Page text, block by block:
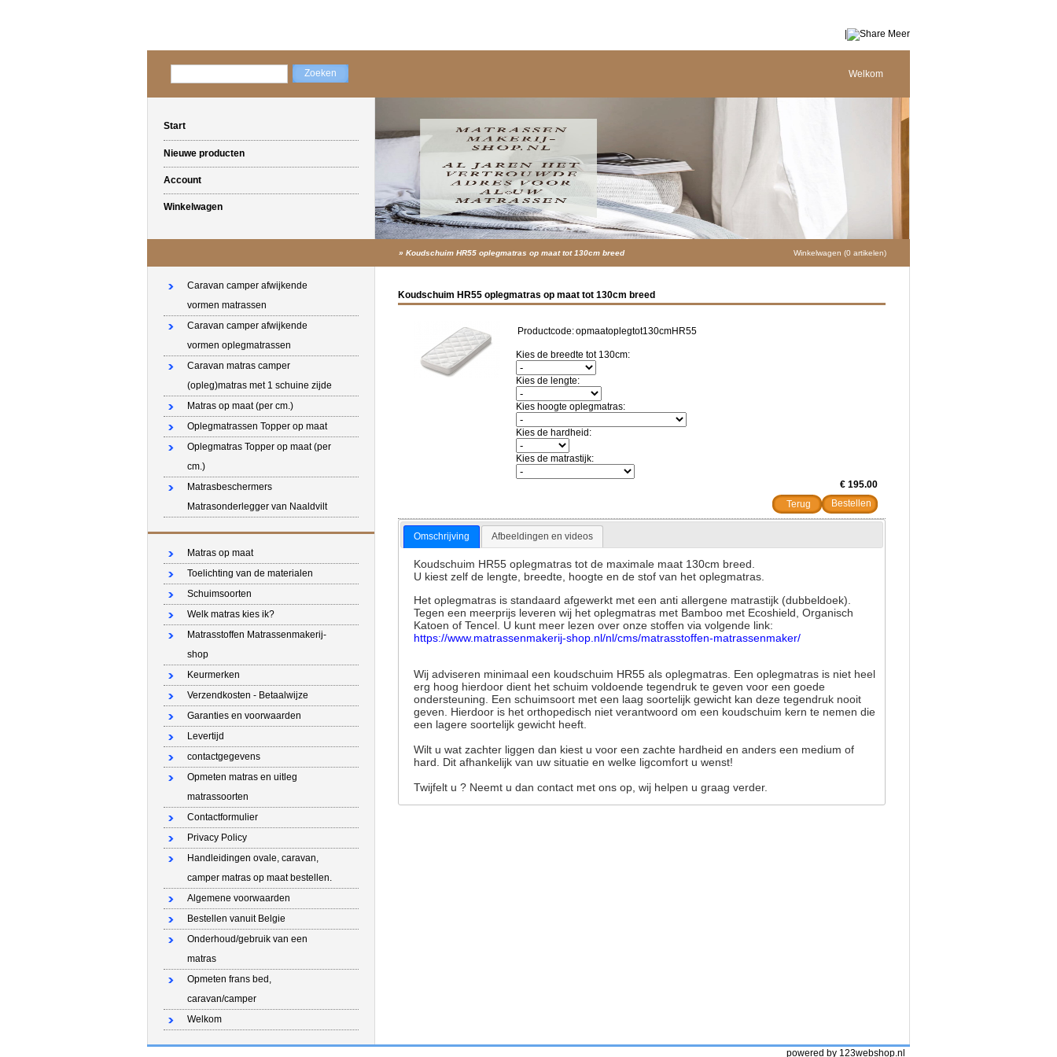
Meer
Welkom
Start
Nieuwe producten
Account
Winkelwagen
» Koudschuim HR55 oplegmatras op maat tot 130cm breed Winkelwagen (0 artikelen)
Caravan camper afwijkende
vormen matrassen
Caravan camper afwijkende
vormen oplegmatrassen
Caravan matras camper
(opleg)matras met 1 schuine zijde
Matras op maat (per cm.)
Oplegmatrassen Topper op maat
Oplegmatras Topper op maat (per
cm.)
Matrasbeschermers
Matrasonderlegger van Naaldvilt
Matras op maat
Toelichting van de materialen
Schuimsoorten
Welk matras kies ik?
Matrasstoffen Matrassenmakerij-
shop
Keurmerken
Verzendkosten - Betaalwijze
Garanties en voorwaarden
Levertijd
contactgegevens
Opmeten matras en uitleg
matrassoorten
Contactformulier
Privacy Policy
Handleidingen ovale, caravan,
camper matras op maat bestellen.
Algemene voorwaarden
Bestellen vanuit Belgie
Onderhoud/gebruik van een
matras
Opmeten frans bed,
caravan/camper
Welkom
Koudschuim HR55 oplegmatras op maat tot 130cm breed
Productcode:opmaatoplegtot130cmHR55
Kies de breedte tot 130cm:
Kies de lengte:
Kies hoogte oplegmatras:
Kies de hardheid:
Kies de matrastijk:
€ 195.00
Terug
Omschrijving Afbeeldingen en videos
Koudschuim HR55 oplegmatras tot de maximale maat 130cm breed.
U kiest zelf de lengte, breedte, hoogte en de stof van het oplegmatras.
Het oplegmatras is standaard afgewerkt met een anti allergene matrastijk (dubbeldoek).
Tegen een meerprijs leveren wij het oplegmatras met Bamboo met Ecoshield, Organisch
Katoen of Tencel. U kunt meer lezen over onze stoffen via volgende link:
https://www.matrassenmakerij-shop.nl/nl/cms/matrasstoffen-matrassenmaker/
Wij adviseren minimaal een koudschuim HR55 als oplegmatras. Een oplegmatras is niet heel
erg hoog hierdoor dient het schuim voldoende tegendruk te geven voor een goede
ondersteuning. Een schuimsoort met een laag soortelijk gewicht kan deze tegendruk nooit
geven. Hierdoor is het orthopedisch niet verantwoord om een koudschuim kern te nemen die
een lagere soortelijk gewicht heeft.
Wilt u wat zachter liggen dan kiest u voor een zachte hardheid en anders een medium of
hard. Dit afhankelijk van uw situatie en welke ligcomfort u wenst!
Twijfelt u ? Neemt u dan contact met ons op, wij helpen u graag verder.
powered by 123webshop.nl